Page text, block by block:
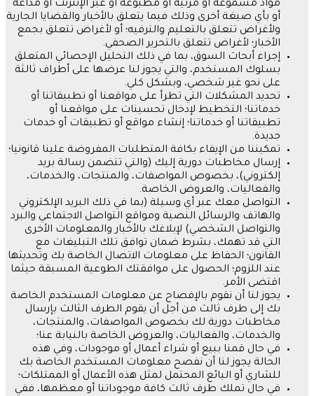
مواد مسموعة أو مرئية أو مطبوعة أو عبر الإنترنت أو مُذاعة
أو بأي صيغة أخرى وذلك فيما يتعلق بالأخبار والقضايا الجارية
ولأغراض تتعلق بالتعليم والترفيه؛ أو لأغراض تتعلق بجمع
الأخبار؛ لأغراض تتعلق بالتحرير الصحفي.
إجراء أبحاث السوق، بما في ذلك التحليل الإحصائي المتعلق
بسلوك المستخدم، والتي يجوز لنا عرضها على أطراف ثالثة
على نحو غير شخصي، وبشكل كلي.
تحديد المشكلات التي تطرأ على مواقعنا أو تطبيقاتنا أو
خدماتنا؛ التخطيط لإدخال تحسينات على مواقعنا أو
تطبيقاتنا أو خدماتنا؛ إنشاء مواقع أو تطبيقات أو خدمات
جديدة.
تمكيننا من الإيفاء بكافة المتطلبات المفروضة علينا قانونيا؛
إرسال مخاطبات دورية إليك (والتي تتضمن رسالة بريد
إلكتروني)، بخصوص المواصفات، والمنتجات، والخدمات،
والفعاليات، والعروض الخاصة.
التواصل معك عبر أي وسيلة (بما في ذلك البريد الإلكتروني
والهاتف والرسائل النصية ومواقع التواصل الاجتماعي والبرد
والتواصل الشخصي) لإبلاغك بالأخبار والمعلومات الأخرى
التي قد تهمك، بشرط ضمان توافق تلك التبليغات مع
القانون؛ الحفاظ على معلومات الاتصال الخاصة بك وتحديثها
عند اللزوم؛ الحصول على موافقتك الطوعية المسبقة حيثما
اقتضى الأمر.
يجوز لنا أن نقوم بالإفصاح عن معلومات المستخدم الخاصة
بك إلى طرف ثالث من أجل أن يقوم الطرف الثالث بإرسال
مخاطبات دورية لك بخصوص المواصفات، والمنتجات،
والخدمات، والفعاليات، والعروض الخاصة بالنيابة عنا؛
في حال قمنا ببيع أو شراء أعمال أو موجودات، وفي هذه
الحالة يجوز لنا أن نفصح معلومات المستخدم الخاصة بك
للشاري أو البائع المحتمل لمثل هذه الأعمال أو الممتلكات؛
في حال تملك طرف ثالث كافة موجوداتنا أو معظمها، ففي